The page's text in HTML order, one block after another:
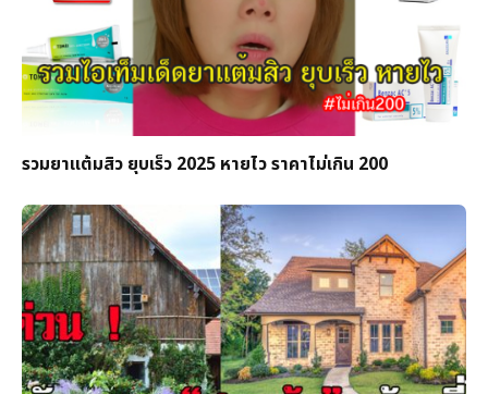
รวมยาแต้มสิว ยุบเร็ว 2025 หายไว ราคาไม่เกิน 200